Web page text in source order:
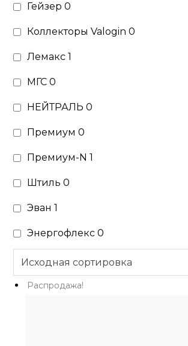
Гейзер0
Коллекторы Valogin0
Лемакс1
МГС0
НЕЙТРАЛЬ0
Премиум0
Премиум-N1
Штиль0
Эван1
Энергофлекс0
Распродажа!